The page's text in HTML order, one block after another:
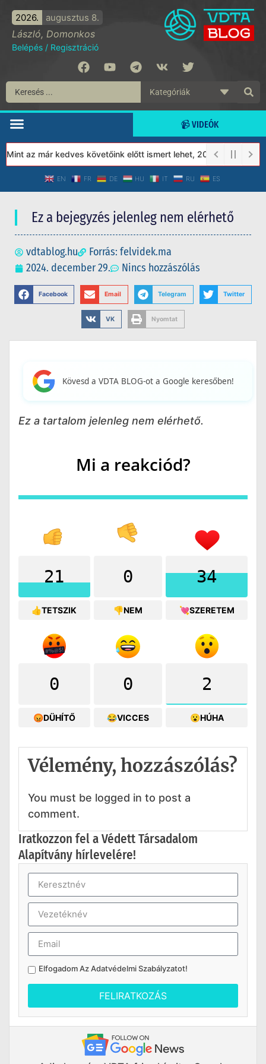
2026. augusztus 8.
László, Domonkos
Belépés / Regisztráció
📹 VIDEÓK
az már kedves követőink előtt ismert lehet, 2023-tól a Védett
EN FR DE HU IT RU ES
Ez a bejegyzés jelenleg nem elérhető
vdtablog.hu
Forrás: felvidek.ma
2024. december 29.
Nincs hozzászólás
Facebook Email Telegram Twitter
VK Nyomtat
Kövesd a VDTA BLOG-ot a Google keresőben!
Ez a tartalom jelenleg nem elérhető.
Mi a reakciód?
21
👍TETSZIK
0
👎NEM
34
💘SZERETEM
0
😡DÜHÍTŐ
0
😂VICCES
2
😮HÚHA
Vélemény, hozzászólás?
You must be logged in to post a
comment.
Iratkozzon fel a Védett Társadalom
Alapítvány hírlevelére!
Elfogadom AzAdatvédelmi Szabályzatot!
FELIRATKOZÁS